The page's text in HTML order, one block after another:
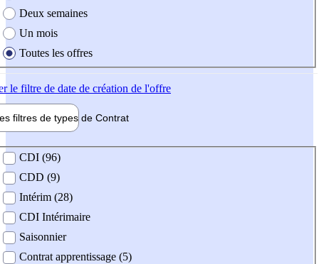
Deux semaines
Un mois
Toutes les offres
le filtre de date de création de l'offre
filtres de types de Contrat
contrat
CDI (96)
CDD (9)
Intérim (28)
CDI Intérimaire
Saisonnier
Contrat apprentissage (5)